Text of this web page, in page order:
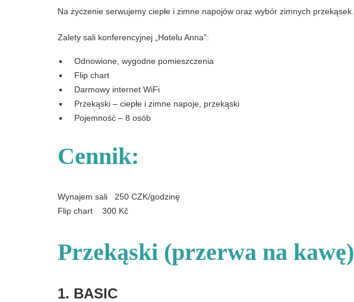
Na życzenie serwujemy ciepłe i zimne napojów oraz wybór zimnych przekąsek.
Zalety sali konferencyjnej „Hotelu Anna”:
Odnowione, wygodne pomieszczenia
Flip chart
Darmowy internet WiFi
Przekąski – ciepłe i zimne napoje, przekąski
Pojemność – 8 osób
Cennik:
Wynajem sali 250 CZK/godzinę
Flip chart 300 Kč
Przekąski (przerwa na kawę)
1. BASIC